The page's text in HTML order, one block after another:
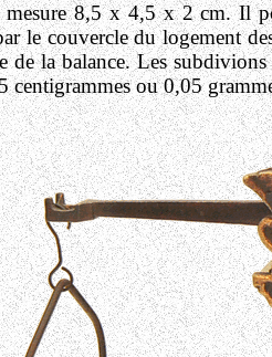
8,5 x 4,5 x 2 cm. Il
le couvercle du logement
de la balance. Les
centigrammes ou 0,05